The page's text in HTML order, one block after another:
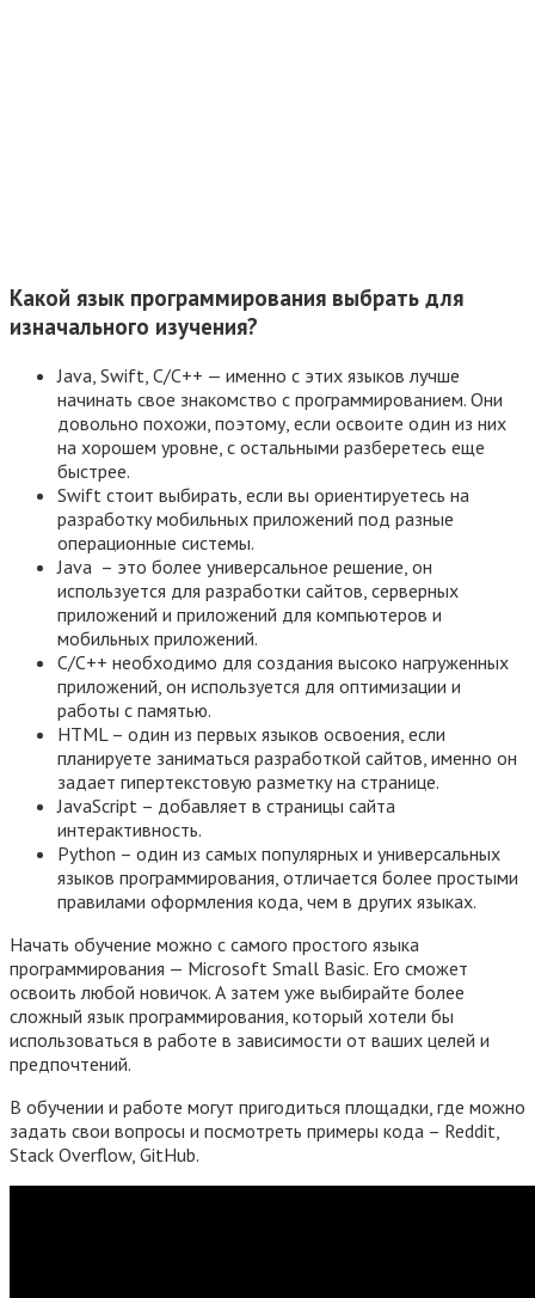
Какой язык программирования выбрать для
изначального изучения?
Java, Swift, C/C++ — именно с этих языков лучше
начинать свое знакомство с программированием. Они
довольно похожи, поэтому, если освоите один из них
на хорошем уровне, с остальными разберетесь еще
быстрее.
Swift стоит выбирать, если вы ориентируетесь на
разработку мобильных приложений под разные
операционные системы.
Java – это более универсальное решение, он
используется для разработки сайтов, серверных
приложений и приложений для компьютеров и
мобильных приложений.
С/С++ необходимо для создания высоко нагруженных
приложений, он используется для оптимизации и
работы с памятью.
HTML – один из первых языков освоения, если
планируете заниматься разработкой сайтов, именно он
задает гипертекстовую разметку на странице.
JavaScript – добавляет в страницы сайта
интерактивность.
Python – один из самых популярных и универсальных
языков программирования, отличается более простыми
правилами оформления кода, чем в других языках.
Начать обучение можно с самого простого языка
программирования — Microsoft Small Basic. Его сможет
освоить любой новичок. А затем уже выбирайте более
сложный язык программирования, который хотели бы
использоваться в работе в зависимости от ваших целей и
предпочтений.
В обучении и работе могут пригодиться площадки, где можно
задать свои вопросы и посмотреть примеры кода – Reddit,
Stack Overflow, GitHub.